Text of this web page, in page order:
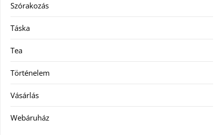
Szórakozás
Táska
Tea
Történelem
Vásárlás
Webáruház